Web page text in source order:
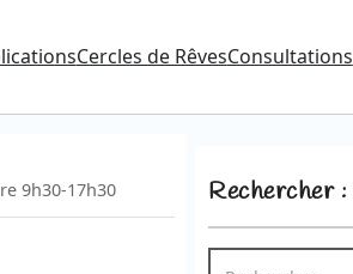
Cercles de RêvesConsultations
9h30-17h30 Rechercher :